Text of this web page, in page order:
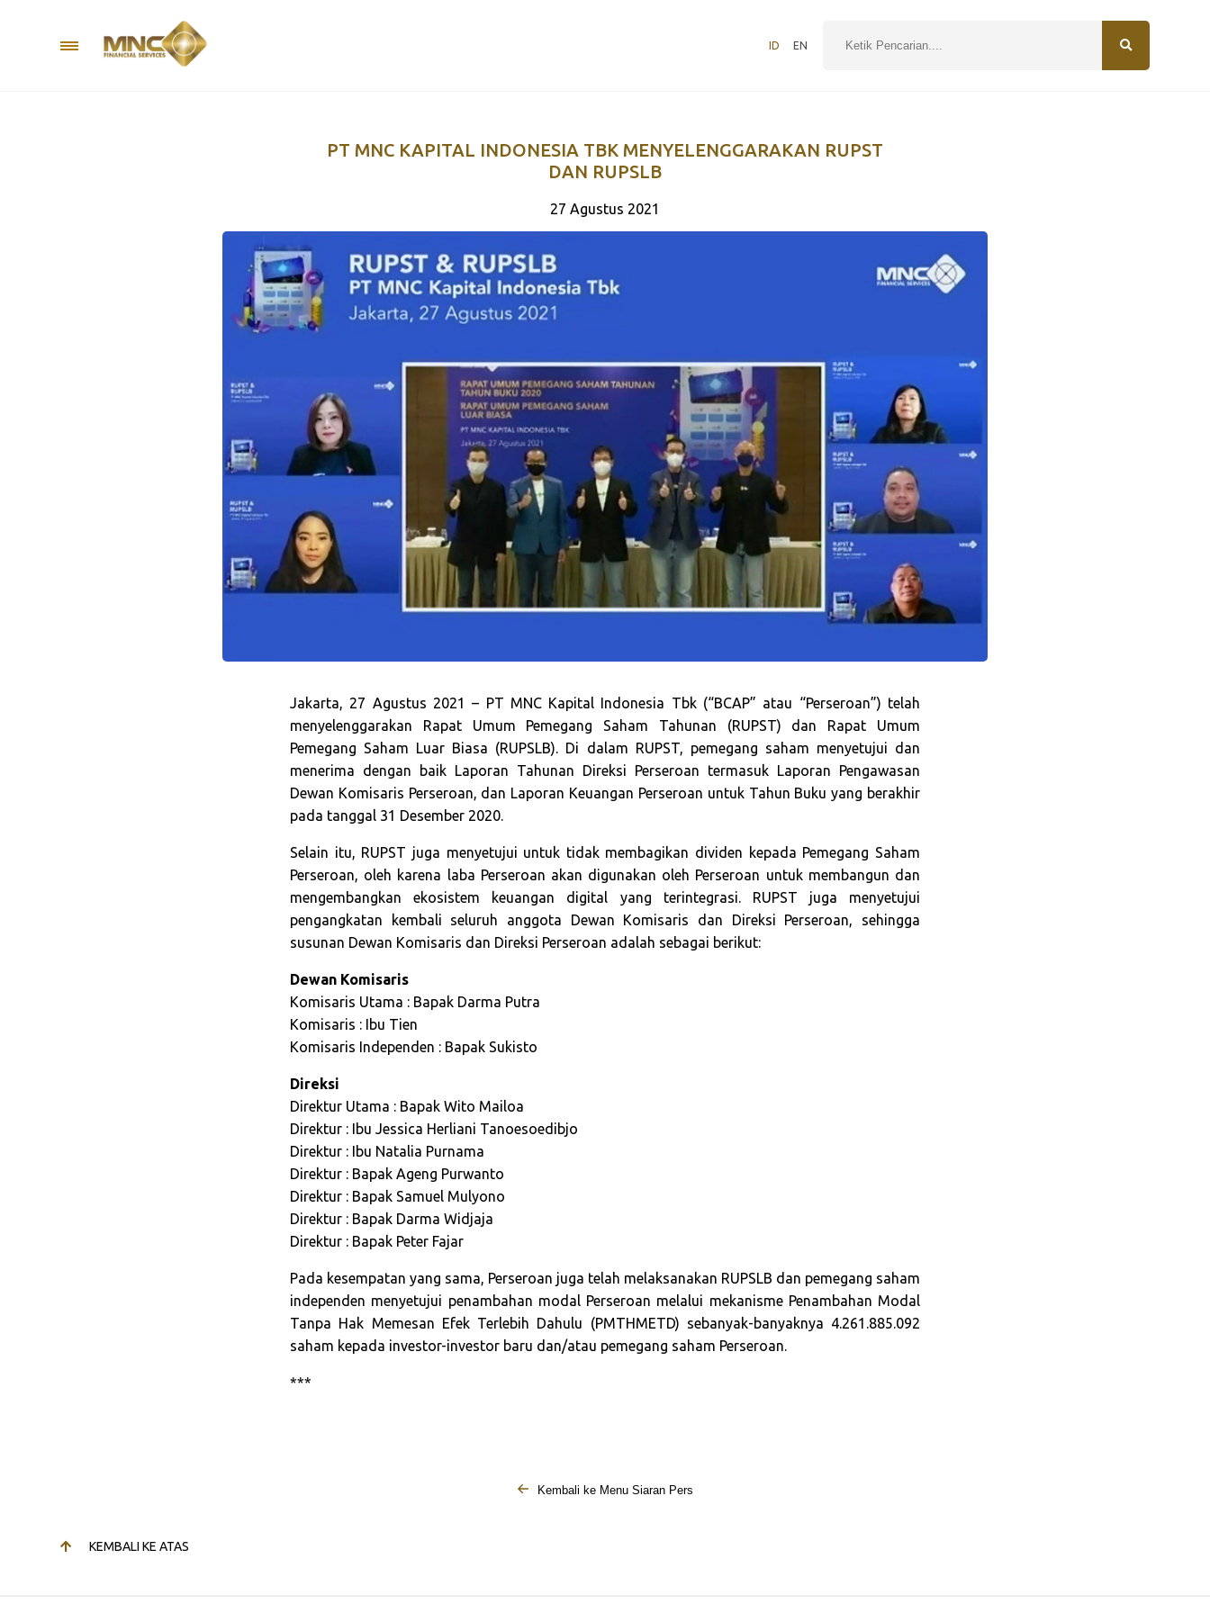
ID EN
PT MNC KAPITAL INDONESIA TBK MENYELENGGARAKAN RUPST
DAN RUPSLB
27 Agustus 2021
Jakarta, 27 Agustus 2021 – PT MNC Kapital Indonesia Tbk (“BCAP” atau “Perseroan”) telah
menyelenggarakan Rapat Umum Pemegang Saham Tahunan (RUPST) dan Rapat Umum
Pemegang Saham Luar Biasa (RUPSLB). Di dalam RUPST, pemegang saham menyetujui dan
menerima dengan baik Laporan Tahunan Direksi Perseroan termasuk Laporan Pengawasan
Dewan Komisaris Perseroan, dan Laporan Keuangan Perseroan untuk Tahun Buku yang berakhir
pada tanggal 31 Desember 2020.
Selain itu, RUPST juga menyetujui untuk tidak membagikan dividen kepada Pemegang Saham
Perseroan, oleh karena laba Perseroan akan digunakan oleh Perseroan untuk membangun dan
mengembangkan ekosistem keuangan digital yang terintegrasi. RUPST juga menyetujui
pengangkatan kembali seluruh anggota Dewan Komisaris dan Direksi Perseroan, sehingga
susunan Dewan Komisaris dan Direksi Perseroan adalah sebagai berikut:
Dewan Komisaris
Komisaris Utama : Bapak Darma Putra
Komisaris : Ibu Tien
Komisaris Independen : Bapak Sukisto
Direksi
Direktur Utama : Bapak Wito Mailoa
Direktur : Ibu Jessica Herliani Tanoesoedibjo
Direktur : Ibu Natalia Purnama
Direktur : Bapak Ageng Purwanto
Direktur : Bapak Samuel Mulyono
Direktur : Bapak Darma Widjaja
Direktur : Bapak Peter Fajar
Pada kesempatan yang sama, Perseroan juga telah melaksanakan RUPSLB dan pemegang saham
independen menyetujui penambahan modal Perseroan melalui mekanisme Penambahan Modal
Tanpa Hak Memesan Efek Terlebih Dahulu (PMTHMETD) sebanyak-banyaknya 4.261.885.092
saham kepada investor-investor baru dan/atau pemegang saham Perseroan.
***
Kembali ke Menu Siaran Pers
KEMBALI KE ATAS